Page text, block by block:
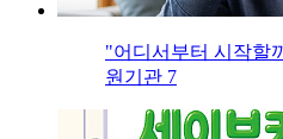
"어디서부터 시작할
원기관 7